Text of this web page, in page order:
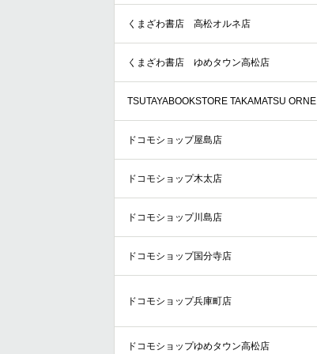
くまざわ書店 高松オルネ店
くまざわ書店 ゆめタウン高松店
TSUTAYABOOKSTORE TAKAMATSU ORNE
ドコモショップ屋島店
ドコモショップ木太店
ドコモショップ川島店
ドコモショップ国分寺店
ドコモショップ兵庫町店
ドコモショップゆめタウン高松店